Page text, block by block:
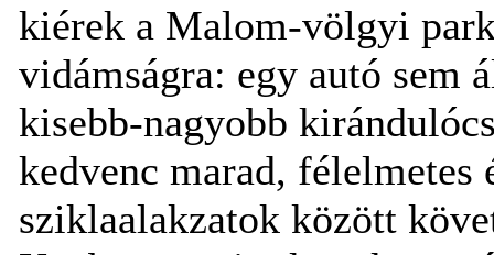
kiérek a Malom-völgyi
vidámságra: egy autó sem
kisebb-nagyobb
kedvenc marad, félelmetes
sziklaalakzatok között